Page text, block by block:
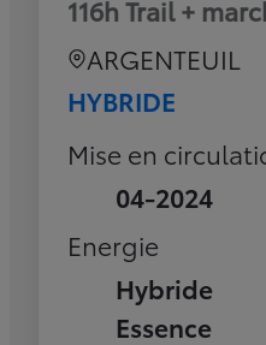
116h Trail +
ARGENTEUIL
HYBRIDE
Mise en
04-2024
Energie
Hybride
Essence